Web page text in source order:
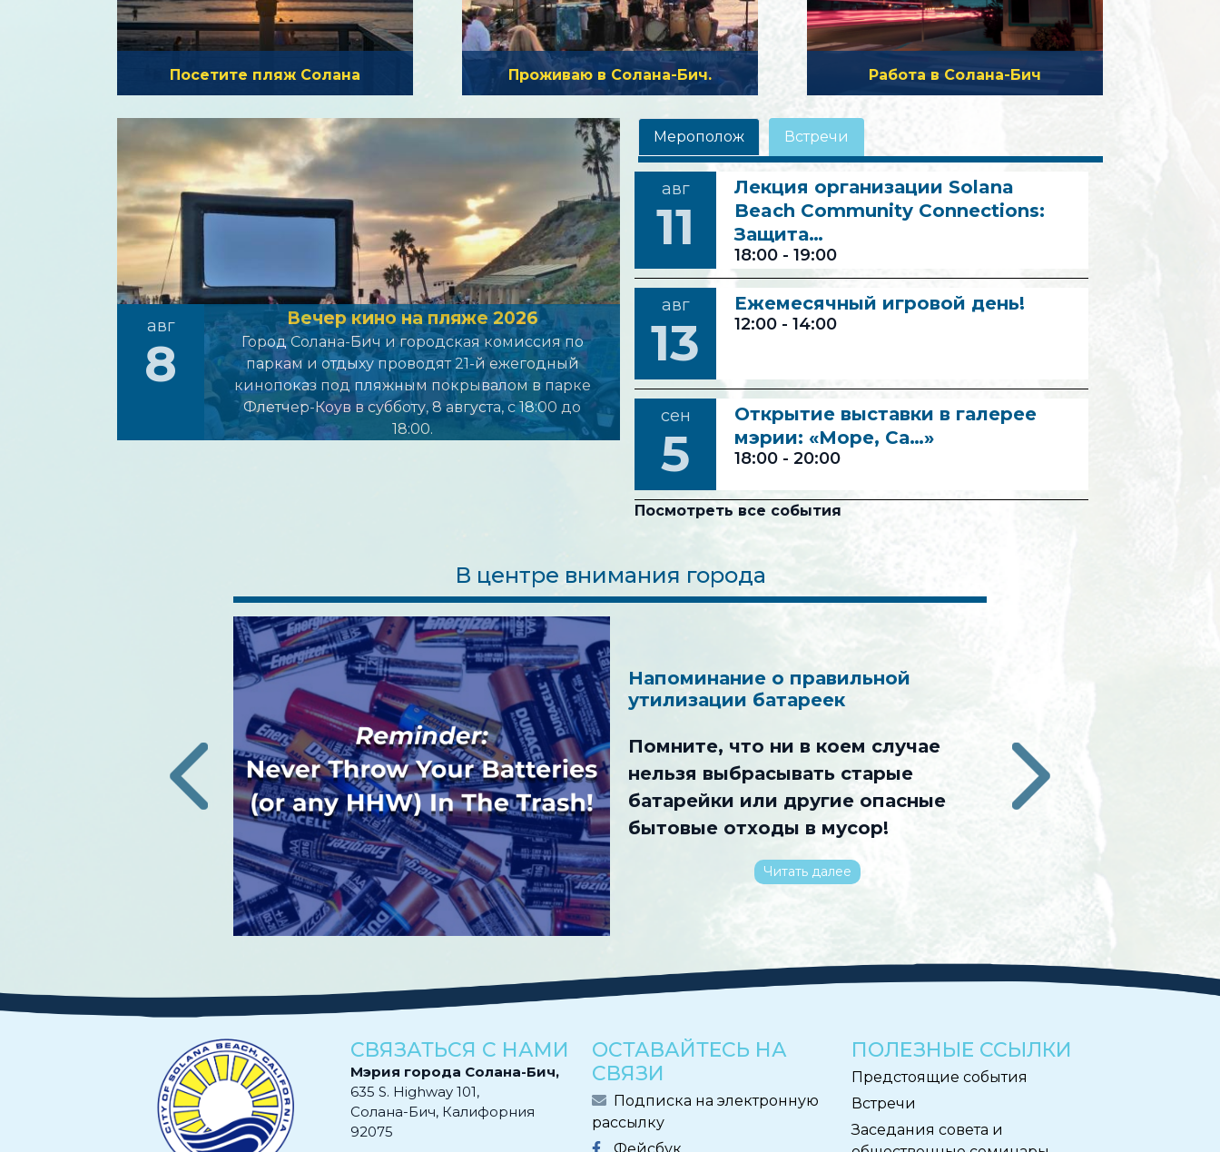
Посетите пляж Солана Проживаю в Солана-Бич. Работа в Солана-Бич
авг
8
Вечер кино на пляже 2026
Город Солана-Бич и городская комиссия по
паркам и отдыху проводят 21-й ежегодный
кинопоказ под пляжным покрывалом в парке
Флетчер-Коув в субботу, 8 августа, с 18:00 до
18:00.
Мерополож Встречи
авг
11
Лекция организации Solana
Beach Community Connections:
Защита…
18:00 - 19:00
авг
13
Ежемесячный игровой день!
12:00 - 14:00
сен
5
Открытие выставки в галерее
мэрии: «Море, Са…»
18:00 - 20:00
Посмотреть все события
В центре внимания города
заболеваний, важно
Напоминание о правильной
утилизации батареек
Помните, что ни в коем случае
нельзя выбрасывать старые
батарейки или другие опасные
бытовые отходы в мусор!
Читать далее
‹ ›
СВЯЗАТЬСЯ С НАМИ
Мэрия города Солана-Бич,
635 S. Highway 101,
Солана-Бич, Калифорния
92075
ОСТАВАЙТЕСЬ НА
СВЯЗИ
Подписка на электронную
рассылку
ПОЛЕЗНЫЕ ССЫЛКИ
Предстоящие события
Встречи
Заседания совета и